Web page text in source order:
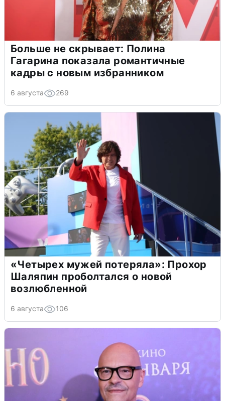
Больше не скрывает: Полина
Гагарина показала романтичные
кадры с новым избранником
6 августа 269
«Четырех мужей потеряла»: Прохор
Шаляпин проболтался о новой
возлюбленной
6 августа 106